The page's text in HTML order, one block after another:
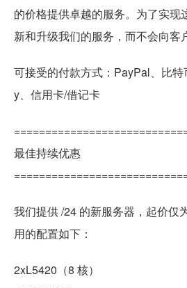
的价格提供卓越的服务。为了实现
新和升级我们的服务，而不会向客
可接受的付款方式：PayPal、比
y、信用卡/借记卡
最佳持续优惠
我们提供 /24 的新服务器，起价仅
用的配置如下：
2xL5420（8 核）